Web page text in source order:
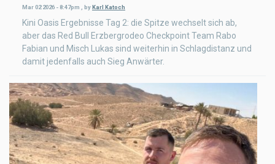
Mar 02 2026 - 8:47pm byKarl Katoch
Kini Oasis Ergebnisse Tag 2: die Spitze wechselt sich ab,
aber das Red Bull Erzbergrodeo Checkpoint Team Rabo
Fabian und Misch Lukas sind weiterhin in Schlagdistanz und
damit jedenfalls auch Sieg Anwärter.